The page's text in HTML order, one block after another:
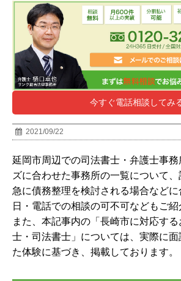
今すぐ電話相談してみ
2021/09/22
延岡市周辺での司法書士・弁護士事
ズに合わせた事務所の一覧について、
急に債務整理を検討される場合など
日・電話での相談の可不可などもご紹
また、本記事内の「長崎市に対応す
士・司法書士」については、実際に
た体験に基づき、掲載しております。